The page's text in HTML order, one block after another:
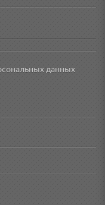
данных